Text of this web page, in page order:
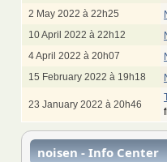
2 May 2022 à 22h25
10 April 2022 à 22h12
4 April 2022 à 20h07
15 February 2022 à 19h18
23 January 2022 à 20h46
noisen - Info Center